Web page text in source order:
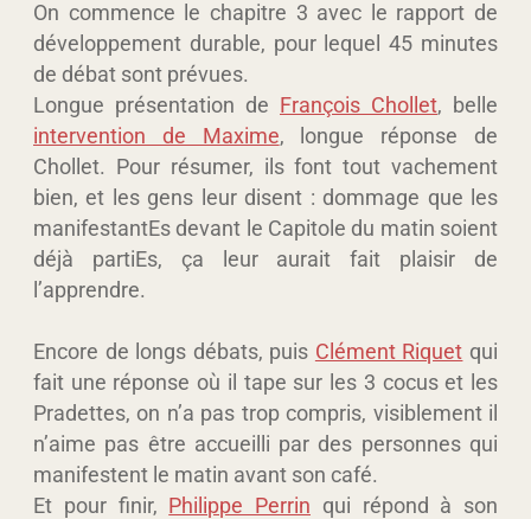
On commence le chapitre 3 avec le rapport de
développement durable, pour lequel 45 minutes
de débat sont prévues.
Longue présentation de François Chollet, belle
intervention de Maxime, longue réponse de
Chollet. Pour résumer, ils font tout vachement
bien, et les gens leur disent : dommage que les
manifestantEs devant le Capitole du matin soient
déjà partiEs, ça leur aurait fait plaisir de
l’apprendre.
Encore de longs débats, puis Clément Riquet qui
fait une réponse où il tape sur les 3 cocus et les
Pradettes, on n’a pas trop compris, visiblement il
n’aime pas être accueilli par des personnes qui
manifestent le matin avant son café.
Et pour finir, Philippe Perrin qui répond à son